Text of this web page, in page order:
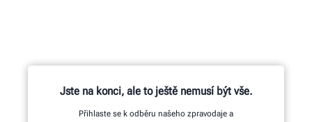
Jste na konci, ale to ještě nemusí být vše.
Přihlaste se k odběru našeho zpravodaje a